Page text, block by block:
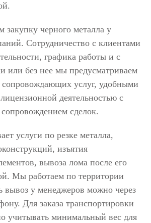
черного металла у
Сотрудничество с клиентами
графика работы и с
или без нее мы предусматриваем
услуг, удобными
деятельностью с
сделок.
услуги по резке металла,
изъятия
вывоза лома после его
Мы работаем по территории
вывоз у менеджеров можно через
Для заказа транспортировки
учитывать минимальный вес для